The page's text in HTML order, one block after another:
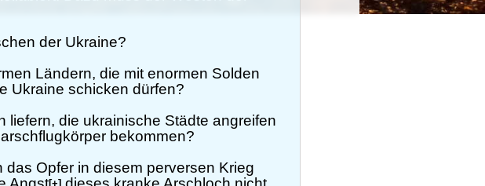
der Ukraine?
Ländern, die mit enormen Solden
Ukraine schicken dürfen?
liefern, die ukrainische Städte angreifen
bekommen?
Opfer in diesem perversen Krieg
[+]